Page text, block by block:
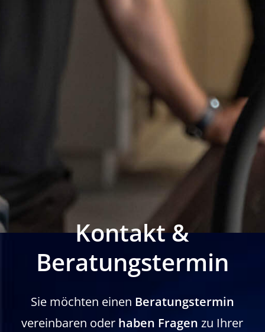
Kontakt &
Beratungstermin
Sie möchten einen Beratungstermin
vereinbaren oder haben Fragen zu Ihrer